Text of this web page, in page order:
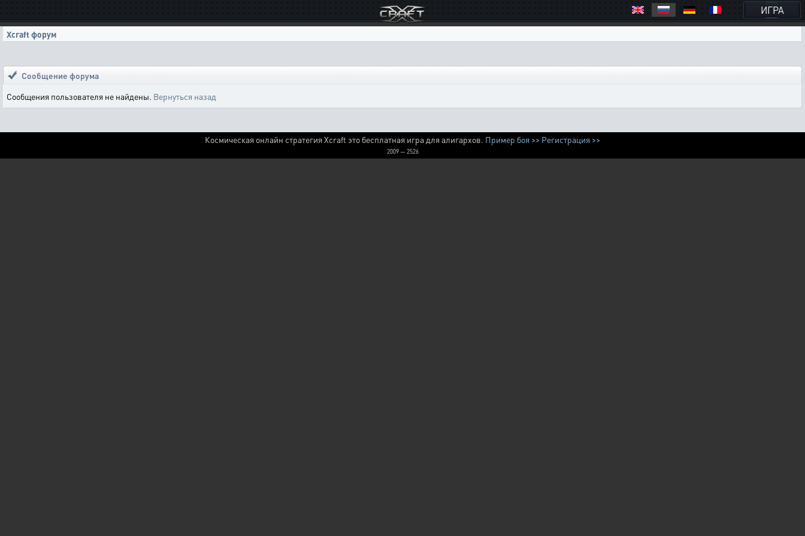
ИГРА
Xcraft форум
Сообщение форума
Сообщения пользователя не найдены. Вернуться назад
Космическая онлайн стратегия Xcraft это бесплатная игра для алигархов. Пример боя >> Регистрация >>
2009 — 2526